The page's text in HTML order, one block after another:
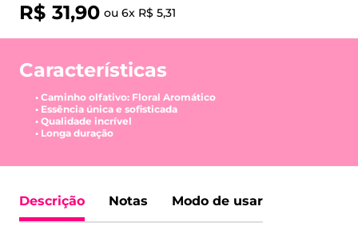
R$ 31,90 ou 6x R$ 5,31
Características
• Caminho olfativo: Floral Aromático
• Essência única e sofisticada
• Qualidade incrível
• Longa duração
Descrição Notas Modo de usar